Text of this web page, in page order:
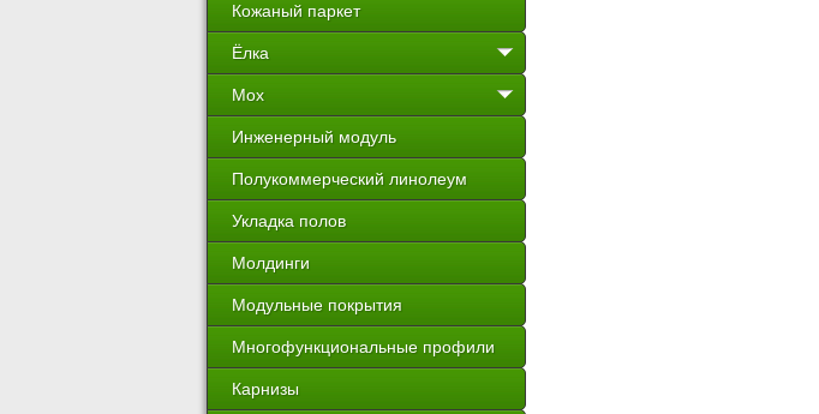
Кожаный паркет
Ёлка
Мох
Инженерный модуль
Полукоммерческий линолеум
Укладка полов
Молдинги
Модульные покрытия
Многофункциональные профили
Карнизы